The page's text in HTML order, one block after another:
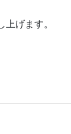
げます。